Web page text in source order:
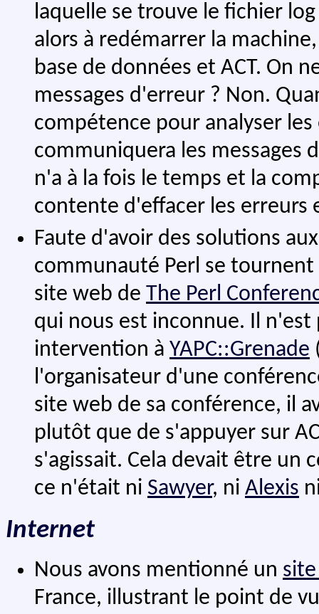
laquelle se trouve le fichier
alors à redémarrer la
base de données et ACT. On
messages d'erreur ? Non.
compétence pour analyser
communiquera les messages
n'a à la fois le temps et la
contente d'effacer les erreurs
Faute d'avoir des solutions
communauté Perl se
site web de The Perl
qui nous est inconnue. Il n'est
intervention à YAPC::Grenade
l'organisateur d'une
site web de sa conférence, il
plutôt que de s'appuyer sur
s'agissait. Cela devait être un
ce n'était ni Sawyer, ni Alexis
Internet
Nous avons mentionné un
France, illustrant le point de